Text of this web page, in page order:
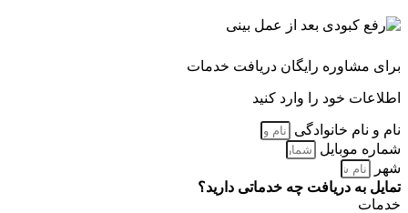
برای مشاوره رایگان دریافت خدمات
اطلاعات خود را وارد کنید
نام و نام خانوادگی
شماره موبایل
شهر
تمایل به دریافت چه خدماتی دارید؟
خدمات